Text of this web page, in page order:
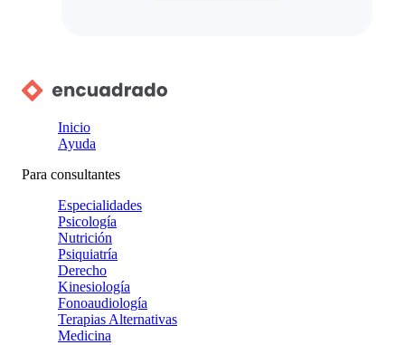
Inicio
Ayuda
Para consultantes
Especialidades
Psicología
Nutrición
Psiquiatría
Derecho
Kinesiología
Fonoaudiología
Terapias Alternativas
Medicina